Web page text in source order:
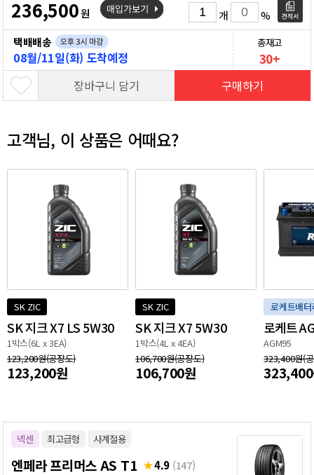
236,500원 개
%
택배배송
08월/11일(화) 도착예정
총재고
30+
장바구니 담기 구매하기
고객님, 이 상품은 어때요?
SK ZIC
SK 지크 X7 LS 5W30
1박스(6L x 3EA)
123,200원(공장도)
123,200원
SK ZIC
SK 지크 X7 5W30
1박스(4L x 4EA)
106,700원(공장도)
106,700원
로케트배터
로케트
AGM95
323,400원(
넥센 최고급형 사계절용
엔페라 프리머스 AS T1 4.9 (147)